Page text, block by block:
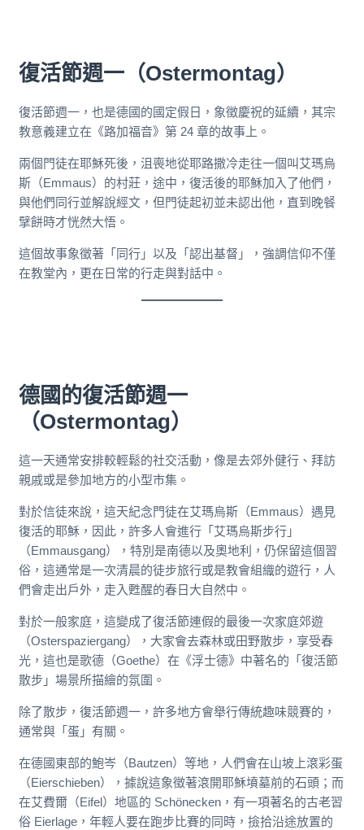
復活節週一（Ostermontag）
復活節週一，也是德國的國定假日，象徵慶祝的延續，其宗
教意義建立在《路加福音》第 24 章的故事上。
兩個門徒在耶穌死後，沮喪地從耶路撒冷走往一個叫艾瑪烏
斯（Emmaus）的村莊，途中，復活後的耶穌加入了他們，
與他們同行並解說經文，但門徒起初並未認出他，直到晚餐
擘餅時才恍然大悟。
這個故事象徵著「同行」以及「認出基督」，強調信仰不僅
在教堂內，更在日常的行走與對話中。
德國的復活節週一
（Ostermontag）
這一天通常安排較輕鬆的社交活動，像是去郊外健行、拜訪
親戚或是參加地方的小型市集。
對於信徒來說，這天紀念門徒在艾瑪烏斯（Emmaus）遇見
復活的耶穌，因此，許多人會進行「艾瑪烏斯步行」
（Emmausgang），特別是南德以及奧地利，仍保留這個習
俗，這通常是一次清晨的徒步旅行或是教會組織的遊行，人
們會走出戶外，走入甦醒的春日大自然中。
對於一般家庭，這變成了復活節連假的最後一次家庭郊遊
（Osterspaziergang），大家會去森林或田野散步，享受春
光，這也是歌德（Goethe）在《浮士德》中著名的「復活節
散步」場景所描繪的氛圍。
除了散步，復活節週一，許多地方會舉行傳統趣味競賽的，
通常與「蛋」有關。
在德國東部的鮑岑（Bautzen）等地，人們會在山坡上滾彩蛋
（Eierschieben），據說這象徵著滾開耶穌墳墓前的石頭；而
在艾費爾（Eifel）地區的 Schönecken，有一項著名的古老習
俗 Eierlage，年輕人要在跑步比賽的同時，撿拾沿途放置的